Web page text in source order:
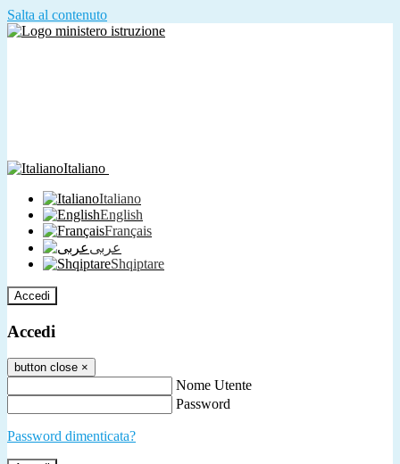
Salta al contenuto
Italiano
Italiano
English
Français
عربى
Shqiptare
Accedi
Accedi
button close ×
Nome Utente
Password
Password dimenticata?